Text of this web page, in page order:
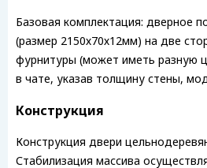
Базовая комплектация: дверное
(размер 2150х70х12мм) на две
фурнитуры (может иметь разную
в чате, указав толщину стены,
Конструкция
Конструкция двери
Стабилизация массива